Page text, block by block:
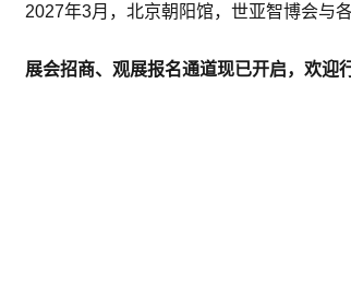
2027年3月，北京朝阳馆，世亚智博会与
展会招商、观展报名通道现已开启，欢迎